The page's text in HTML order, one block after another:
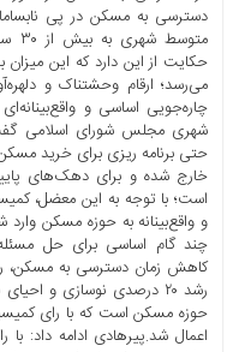
ارتباط
برگه
نمونه
تعرفه
درباره
اخبار
سایت
ارتباط
دسترسی به مسکن در پی
حکایت از این دارد که این
می‌رسد؛ ارقام وحشتناک و
چاره‌جویی اساسی و
شهری مجلس شورای اسلامی
حتی برنامه ریزی برای خرید
خارج شده و برای دهک‌‌های
است؛ با توجه به این معضل،
و واقع‌بینانه به حوزه مسکن
چند گام اساسی برای حل
رشد ۲۰ درصدی نوسازی و
حوزه مسکن است که با رای
اعمال شد.پیرهادی ادامه داد: